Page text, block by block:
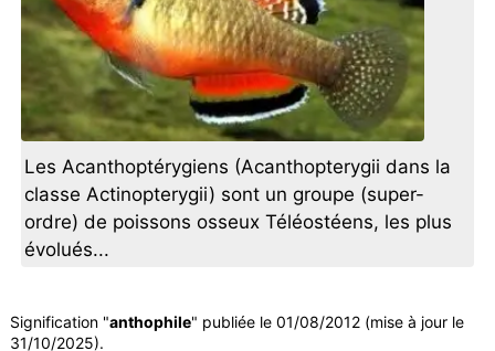
Les Acanthoptérygiens (Acanthopterygii dans la
classe Actinopterygii) sont un groupe (super-
ordre) de poissons osseux Téléostéens, les plus
évolués...
Signification "anthophile" publiée le 01/08/2012 (mise à jour le
31/10/2025).